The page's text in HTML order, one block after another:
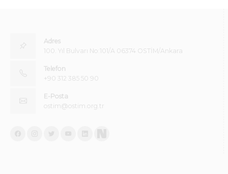
Adres
100. Yıl Bulvarı No:101/A 06374 OSTİM/Ankara
Telefon
+90 312 385 50 90
E-Posta
ostim@ostim.org.tr